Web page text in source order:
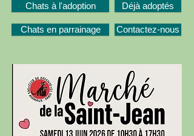
Chats à l'adoption
Chats en parrainage
Déjà adoptés
Contactez-nous